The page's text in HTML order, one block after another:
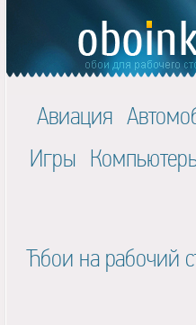
Авиация
Игры
Ћбои на рабочий